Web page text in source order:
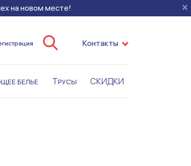
×
на новом месте!
Контакты
белье Трусы СКИДКИ